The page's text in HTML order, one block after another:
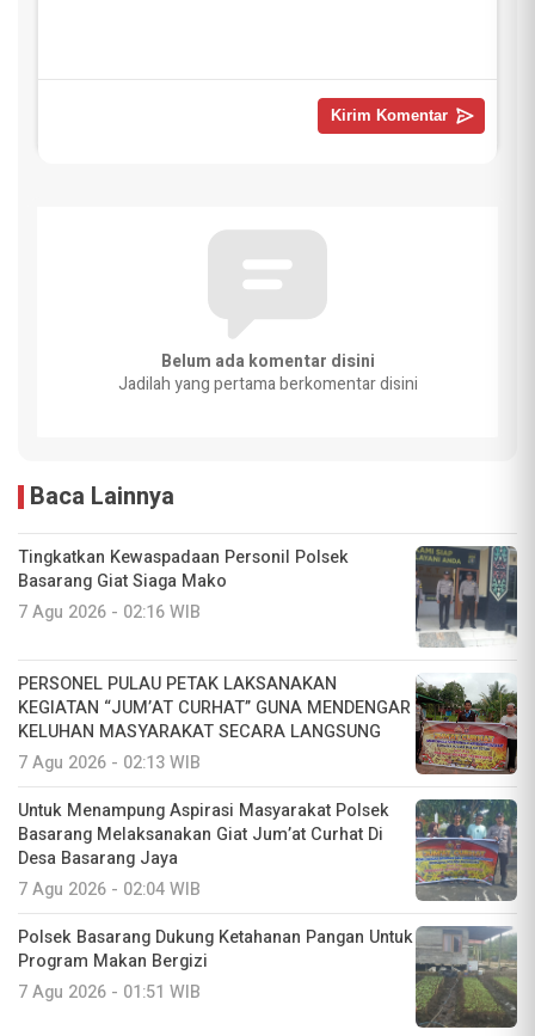
Belum ada komentar disini
Jadilah yang pertama berkomentar disini
Baca Lainnya
Tingkatkan Kewaspadaan Personil Polsek
Basarang Giat Siaga Mako
7 Agu 2026 - 02:16 WIB
PERSONEL PULAU PETAK LAKSANAKAN
KEGIATAN “JUM’AT CURHAT” GUNA MENDENGAR
KELUHAN MASYARAKAT SECARA LANGSUNG
7 Agu 2026 - 02:13 WIB
Untuk Menampung Aspirasi Masyarakat Polsek
Basarang Melaksanakan Giat Jum’at Curhat Di
Desa Basarang Jaya
7 Agu 2026 - 02:04 WIB
Polsek Basarang Dukung Ketahanan Pangan Untuk
Program Makan Bergizi
7 Agu 2026 - 01:51 WIB